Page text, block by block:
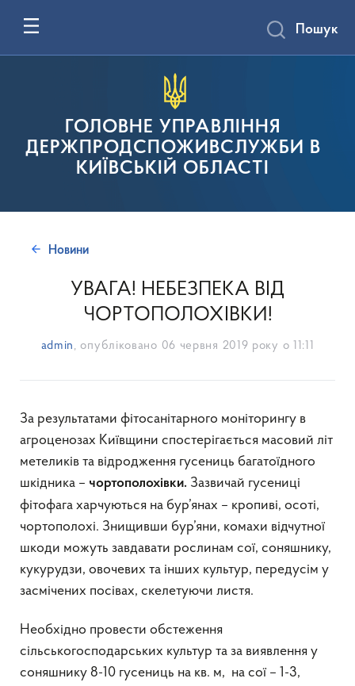
ГОЛОВНЕ УПРАВЛІННЯ
ДЕРЖПРОДСПОЖИВСЛУЖБИ В
КИЇВСЬКІЙ ОБЛАСТІ
Пошук
Новини
УВАГА! НЕБЕЗПЕКА ВІД
ЧОРТОПОЛОХІВКИ!
admin , опубліковано 06 червня 2019 року о 11:11
За результатами фітосанітарного моніторингу в
агроценозах Київщини спостерігається масовий літ
метеликів та відродження гусениць багатоїдного
шкідника – чортополохівки. Зазвичай гусениці
фітофага харчуються на бур’янах – кропиві, осоті,
чортополохі. Знищивши бур’яни, комахи відчутної
шкоди можуть завдавати рослинам сої, соняшнику,
кукурудзи, овочевих та інших культур, передусім у
засмічених посівах, скелетуючи листя.
Необхідно провести обстеження
сільськогосподарських культур та за виявлення у
соняшнику 8-10 гусениць на кв. м, на сої – 1-3,